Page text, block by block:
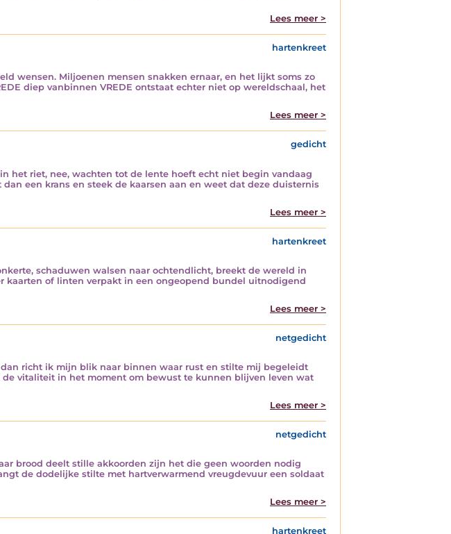
Lees meer >
hartenkreet
wensen. Miljoenen mensen snakken ernaar, en het lijkt soms zo
diep vanbinnen VREDE ontstaat echter niet op wereldschaal, het
Lees meer >
gedicht
het riet, nee, wachten tot de lente hoeft echt niet begin vandaag
een krans en steek de kaarsen aan en weet dat deze duisternis
Lees meer >
hartenkreet
schaduwen walsen naar ochtendlicht, breekt de wereld in
kaarten of linten verpakt in een ongeopend bundel uitnodigend
Lees meer >
netgedicht
richt ik mijn blik naar binnen waar rust en stilte mij begeleidt
vitaliteit in het moment om bewust te kunnen blijven leven wat
Lees meer >
netgedicht
brood deelt stille akkoorden zijn het die geen woorden nodig
de dodelijke stilte met hartverwarmend vreugdevuur een soldaat
Lees meer >
hartenkreet